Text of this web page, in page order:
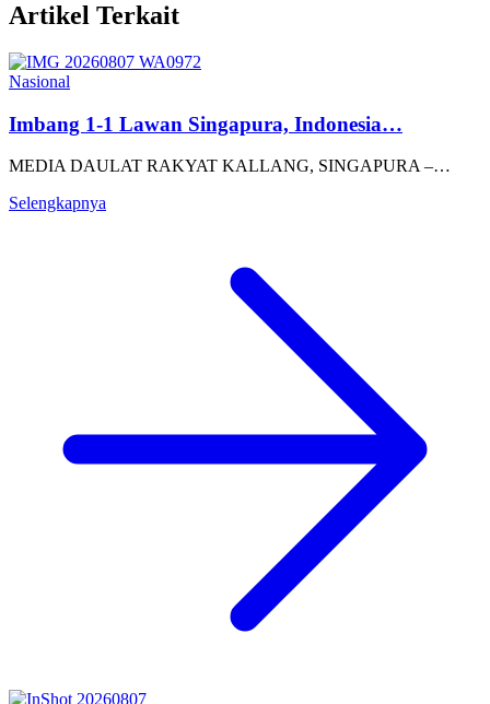
Artikel Terkait
Nasional
Imbang 1-1 Lawan Singapura, Indonesia…
MEDIA DAULAT RAKYAT KALLANG, SINGAPURA –…
Selengkapnya